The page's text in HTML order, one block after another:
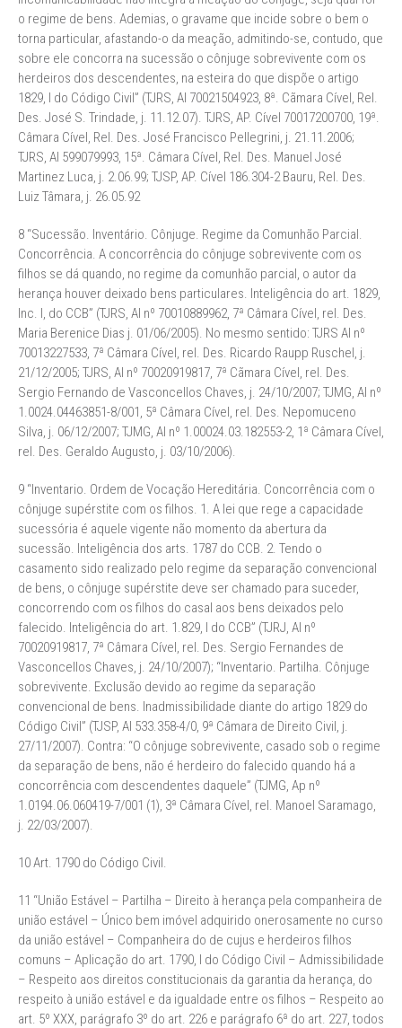
o regime de bens. Ademias, o gravame que incide sobre o bem o
torna particular, afastando-o da meação, admitindo-se, contudo, que
sobre ele concorra na sucessão o cônjuge sobrevivente com os
herdeiros dos descendentes, na esteira do que dispõe o artigo
1829, I do Código Civil” (TJRS, AI 70021504923, 8ª. Cãmara Cível, Rel.
Des. José S. Trindade, j. 11.12.07). TJRS, AP. Cível 70017200700, 19ª.
Câmara Cível, Rel. Des. José Francisco Pellegrini, j. 21.11.2006;
TJRS, AI 599079993, 15ª. Câmara Cível, Rel. Des. Manuel José
Martinez Luca, j. 2.06.99; TJSP, AP. Cível 186.304-2 Bauru, Rel. Des.
Luiz Tâmara, j. 26.05.92
8 “Sucessão. Inventário. Cônjuge. Regime da Comunhão Parcial.
Concorrência. A concorrência do cônjuge sobrevivente com os
filhos se dá quando, no regime da comunhão parcial, o autor da
herança houver deixado bens particulares. Inteligência do art. 1829,
Inc. I, do CCB” (TJRS, AI nº 70010889962, 7ª Câmara Cível, rel. Des.
Maria Berenice Dias j. 01/06/2005). No mesmo sentido: TJRS AI nº
70013227533, 7ª Câmara Cível, rel. Des. Ricardo Raupp Ruschel, j.
21/12/2005; TJRS, AI nº 70020919817, 7ª Cãmara Cível, rel. Des.
Sergio Fernando de Vasconcellos Chaves, j. 24/10/2007; TJMG, AI nº
1.0024.04463851-8/001, 5ª Câmara Cível, rel. Des. Nepomuceno
Silva, j. 06/12/2007; TJMG, AI nº 1.00024.03.182553-2, 1ª Câmara Cível,
rel. Des. Geraldo Augusto, j. 03/10/2006).
9 “Inventario. Ordem de Vocação Hereditária. Concorrência com o
cônjuge supérstite com os filhos. 1. A lei que rege a capacidade
sucessória é aquele vigente não momento da abertura da
sucessão. Inteligência dos arts. 1787 do CCB. 2. Tendo o
casamento sido realizado pelo regime da separação convencional
de bens, o cônjuge supérstite deve ser chamado para suceder,
concorrendo com os filhos do casal aos bens deixados pelo
falecido. Inteligência do art. 1.829, I do CCB” (TJRJ, AI nº
70020919817, 7ª Câmara Cível, rel. Des. Sergio Fernandes de
Vasconcellos Chaves, j. 24/10/2007); “Inventario. Partilha. Cônjuge
sobrevivente. Exclusão devido ao regime da separação
convencional de bens. Inadmissibilidade diante do artigo 1829 do
Código Civil” (TJSP, AI 533.358-4/0, 9ª Câmara de Direito Civil, j.
27/11/2007). Contra: “O cônjuge sobrevivente, casado sob o regime
da separação de bens, não é herdeiro do falecido quando há a
concorrência com descendentes daquele” (TJMG, Ap nº
1.0194.06.060419-7/001 (1), 3ª Câmara Cível, rel. Manoel Saramago,
j. 22/03/2007).
10 Art. 1790 do Código Civil.
11 “União Estável – Partilha – Direito à herança pela companheira de
união estável – Único bem imóvel adquirido onerosamente no curso
da união estável – Companheira do de cujus e herdeiros filhos
comuns – Aplicação do art. 1790, I do Código Civil – Admissibilidade
– Respeito aos direitos constitucionais da garantia da herança, do
respeito à união estável e da igualdade entre os filhos – Respeito ao
art. 5º XXX, parágrafo 3º do art. 226 e parágrafo 6ª do art. 227, todos